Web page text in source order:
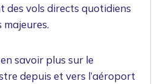
des vols directs quotidiens
savoir plus sur le
depuis et vers l’aéroport